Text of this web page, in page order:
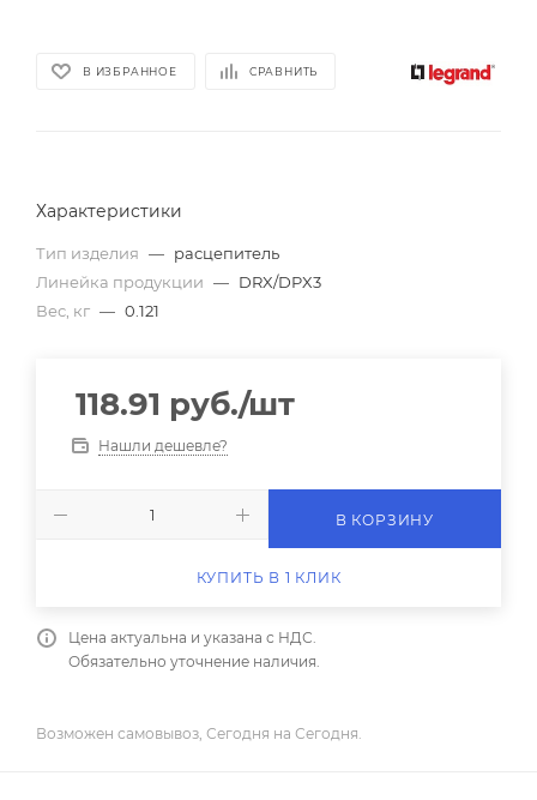
В ИЗБРАННОЕ СРАВНИТЬ
Характеристики
Тип изделия — расцепитель
Линейка продукции — DRX/DPX3
Вес, кг — 0.121
118.91 руб./шт
Нашли дешевле?
В КОРЗИНУ
КУПИТЬ В 1 КЛИК
Цена актуальна и указана с НДС.
Обязательно уточнение наличия.
Возможен самовывоз, Сегодня на Сегодня.